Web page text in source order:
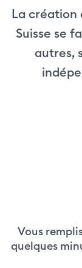
La création
Suisse se
autres,
Vous
quelques